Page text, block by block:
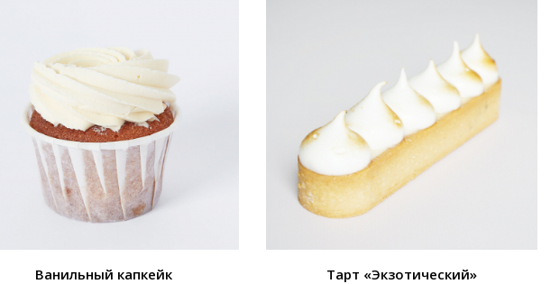
Ванильный капкейк Тарт «Экзотический»